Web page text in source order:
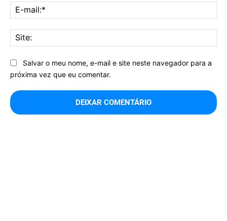
Salvar o meu nome, e-mail e site neste navegador para a
próxima vez que eu comentar.